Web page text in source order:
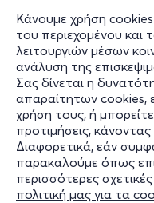
Κάνουμε χρήση
του περιεχομένου και
λειτουργιών μέσων
ανάλυση της
Σας δίνεται η
απαραίτητων cookies,
χρήση τους, ή
προτιμήσεις,
Διαφορετικά, εάν
παρακαλούμε όπως
περισσότερες
πολιτική μας για τα